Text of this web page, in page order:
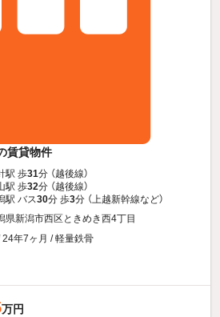
賃貸物件
駅 歩31分 （越後線）
駅 歩32分 （越後線）
駅 バス30分 歩3分 （上越新幹線など）
県新潟市西区ときめき西4丁目
24年7ヶ月 / 軽量鉄骨
万円